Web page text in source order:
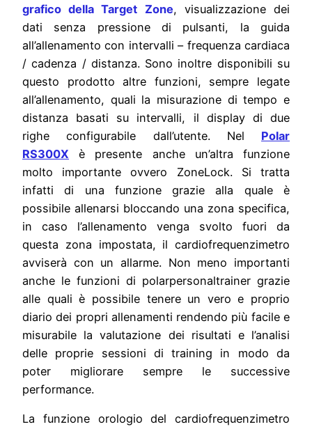
grafico della Target Zone, visualizzazione dei
dati senza pressione di pulsanti, la guida
all’allenamento con intervalli – frequenza cardiaca
/ cadenza / distanza. Sono inoltre disponibili su
questo prodotto altre funzioni, sempre legate
all’allenamento, quali la misurazione di tempo e
distanza basati su intervalli, il display di due
righe configurabile dall’utente. Nel Polar
RS300X è presente anche un’altra funzione
molto importante ovvero ZoneLock. Si tratta
infatti di una funzione grazie alla quale è
possibile allenarsi bloccando una zona specifica,
in caso l’allenamento venga svolto fuori da
questa zona impostata, il cardiofrequenzimetro
avviserà con un allarme. Non meno importanti
anche le funzioni di polarpersonaltrainer grazie
alle quali è possibile tenere un vero e proprio
diario dei propri allenamenti rendendo più facile e
misurabile la valutazione dei risultati e l’analisi
delle proprie sessioni di training in modo da
poter migliorare sempre le successive
performance.
La funzione orologio del cardiofrequenzimetro